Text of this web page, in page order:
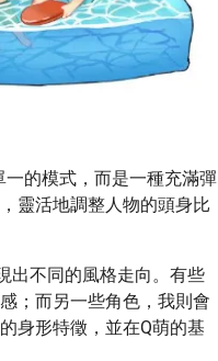
的模式，而是一種充滿彈
靈活地調整人物的頭身比
出不同的風格走向。有些
；而另一些角色，我則會
身形特徵，並在Q萌的基